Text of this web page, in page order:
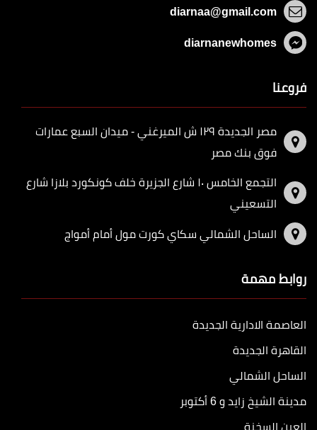
diarnaa@gmail.com
diarnanewhomes
فروعنا
مصر الجديدة ١٢٩ ش الميرغني - ميدان السبع عمارات
فوق بنك مصر
التجمع الخامس ١٠ شارع الجزيرة خلف كونكورد بلازا شارع
التسعيني
الساحل الشمالي سكاي كورت مول أمام أمواج
روابط مهمة
العاصمة الادارية الجديدة
القاهرة الجديدة
الساحل الشمالي
مدينة الشيخ زايد و 6 أكتوبر